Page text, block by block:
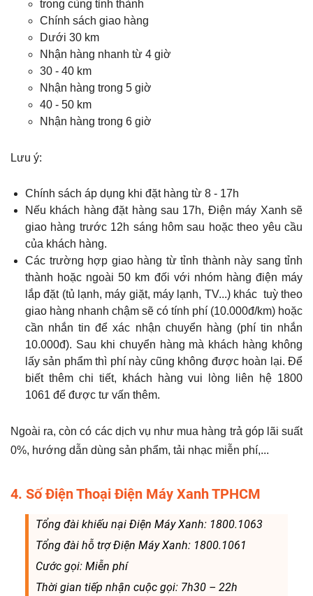
trong cùng tỉnh thành
Chính sách giao hàng
Dưới 30 km
Nhận hàng nhanh từ 4 giờ
30 - 40 km
Nhận hàng trong 5 giờ
40 - 50 km
Nhận hàng trong 6 giờ
Lưu ý:
Chính sách áp dụng khi đặt hàng từ 8 - 17h
Nếu khách hàng đặt hàng sau 17h, Điện máy Xanh sẽ
giao hàng trước 12h sáng hôm sau hoặc theo yêu cầu
của khách hàng.
Các trường hợp giao hàng từ tỉnh thành này sang tỉnh
thành hoặc ngoài 50 km đối với nhóm hàng điện máy
lắp đặt (tủ lạnh, máy giặt, máy lạnh, TV...) khác tuỳ theo
giao hàng nhanh chậm sẽ có tính phí (10.000đ/km) hoặc
cần nhắn tin để xác nhận chuyển hàng (phí tin nhắn
10.000đ). Sau khi chuyển hàng mà khách hàng không
lấy sản phẩm thì phí này cũng không được hoàn lại. Để
biết thêm chi tiết, khách hàng vui lòng liên hệ 1800
1061 để được tư vấn thêm.
Ngoài ra, còn có các dịch vụ như mua hàng trả góp lãi suất
0%, hướng dẫn dùng sản phẩm, tải nhạc miễn phí,...
4. Số Điện Thoại Điện Máy Xanh TPHCM
Tổng đài khiếu nại Điện Máy Xanh: 1800.1063
Tổng đài hỗ trợ Điện Máy Xanh: 1800.1061
Cước gọi: Miễn phí
Thời gian tiếp nhận cuộc gọi: 7h30 – 22h